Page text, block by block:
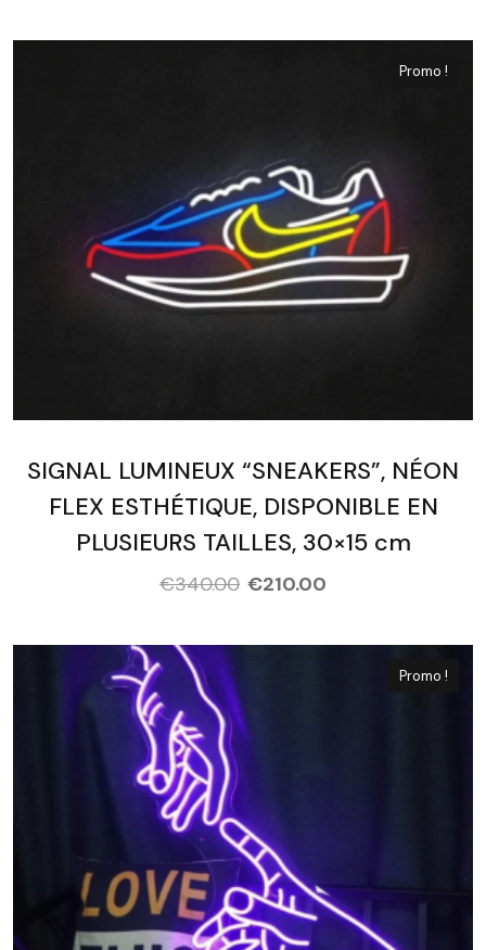
Promo !
SIGNAL LUMINEUX “SNEAKERS”, NÉON
FLEX ESTHÉTIQUE, DISPONIBLE EN
PLUSIEURS TAILLES, 30×15 cm
€340.00 €210.00
Promo !